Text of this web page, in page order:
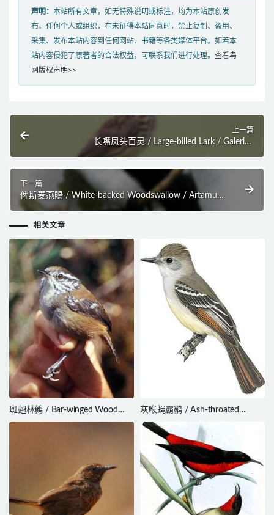
声明： 本站所有文章，如无特殊说明或标注，均为本站原创发
布。任何个人或组织，在未征得本站同意时，禁止复制、盗用、
采集、发布本站内容到任何网站、书籍等各类媒体平台。如若本
站内容侵犯了原著者的合法权益，可联系我们进行处理。 查看鸟
网版权声明>>
上一篇
长嘴凤头百灵 / Large-billed Lark / Galerida
下一篇
俾斯麦燕鵙 / White-backed Woodswallow / Artamus
insignis
相关文章
斑翅林鹩 / Bar-winged Wood
Wren / Henicorhina leucoptera
灰喉蝇霸鹟 / Ash-throated
Flycatcher / Myiarchus
cinerascens